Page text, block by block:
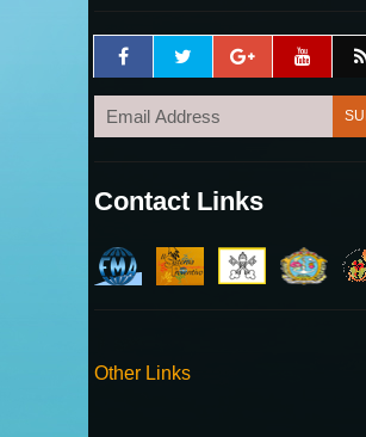
Contact Links
Other Links